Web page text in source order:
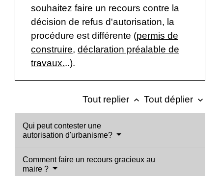
souhaitez faire un recours contre la
décision de refus d'autorisation, la
procédure est différente (permis de
construire, déclaration préalable de
travaux...).
Tout replier keyboard_arrow_up Tout déplier keyboard_arrow_down
Qui peut contester une
autorisation d'urbanisme?
Comment faire un recours gracieux au
maire ?